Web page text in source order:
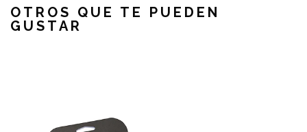
OTROS QUE TE PUEDEN
GUSTAR